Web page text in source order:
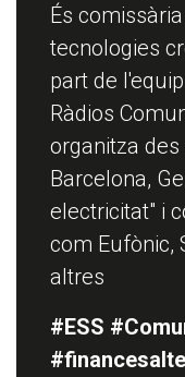
És
tecnologies
part de
Ràdios
organitza
Barcelona,
electricitat" i
com Eufònic,
altres
#ESS